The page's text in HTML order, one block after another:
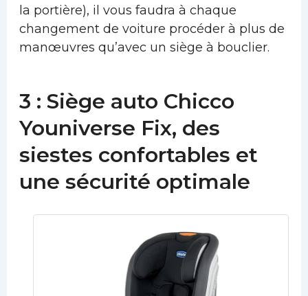
la portière), il vous faudra à chaque
changement de voiture procéder à plus de
manœuvres qu’avec un siège à bouclier.
3 : Siège auto Chicco
Youniverse Fix, des
siestes confortables et
une sécurité optimale